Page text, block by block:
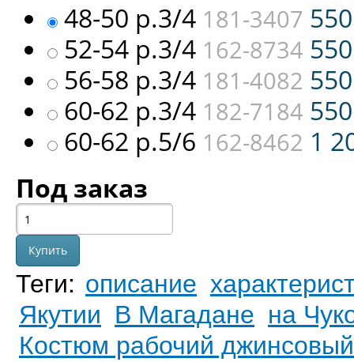
48-50 р.3/4 181-3407
52-54 р.3/4 162-8734
56-58 р.3/4 181-4082
60-62 р.3/4 182-7184
60-62 р.5/6 162-8462 1
Под заказ
Теги: описание
Якутии В Магадане на
Костюм рабочий